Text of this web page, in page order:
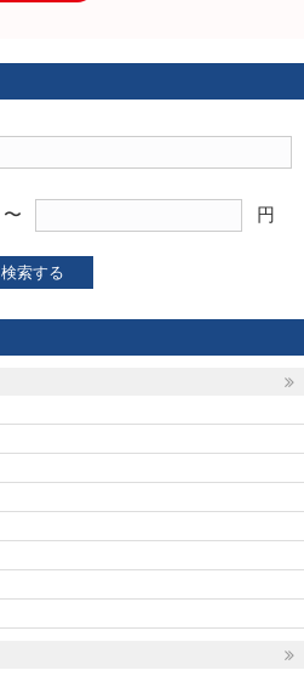
〜 円
検索する